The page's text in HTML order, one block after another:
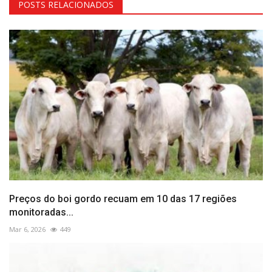
POSTS RELACIONADOS
Preços do boi gordo recuam em 10 das 17 regiões
monitoradas...
Mar 6, 2026 449